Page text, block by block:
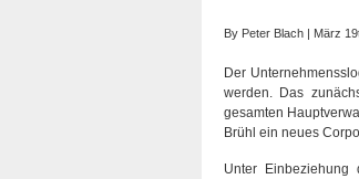
By Peter Blach | März
Der
werden. Das
gesamten
Brühl ein neues
Unter Einbeziehung